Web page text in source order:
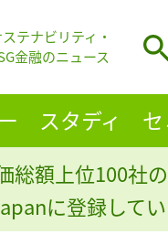
テナビリティ・
金融のニュース
スタディ
総額上位100社
に登録して